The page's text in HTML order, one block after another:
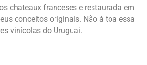
chateaux franceses e restaurada em
conceitos originais. Não à toa essa
vinícolas do Uruguai.